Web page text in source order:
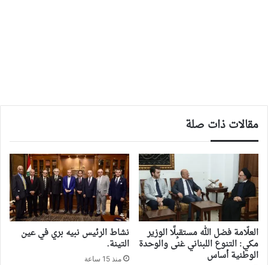
مقالات ذات صلة
العلّامة فضل الله مستقبِلًا الوزير
مكي: التنوع اللبناني غنى والوحدة
الوطنية أساس
نشاط الرئيس نبيه بري في عين
التينة.
منذ 15 ساعة